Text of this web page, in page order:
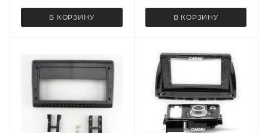
В КОРЗИНУ В КОРЗИНУ